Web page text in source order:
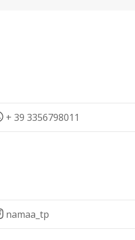
+ 39 3356798011
namaa_tp